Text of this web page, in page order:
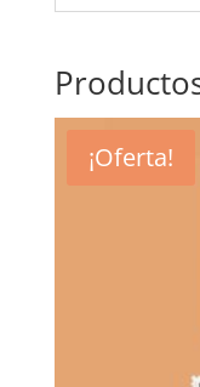
¡Oferta!